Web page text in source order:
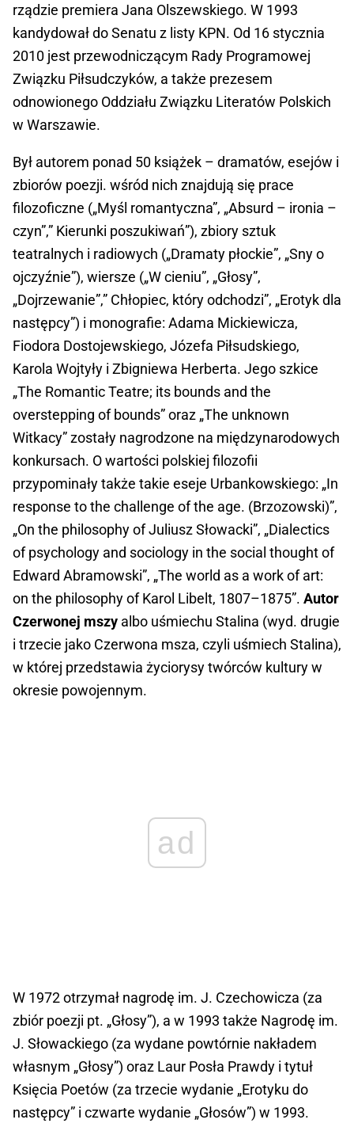
rządzie premiera Jana Olszewskiego. W 1993
kandydował do Senatu z listy KPN. Od 16 stycznia
2010 jest przewodniczącym Rady Programowej
Związku Piłsudczyków, a także prezesem
odnowionego Oddziału Związku Literatów Polskich
w Warszawie.
Był autorem ponad 50 książek – dramatów, esejów i
zbiorów poezji. wśród nich znajdują się prace
filozoficzne („Myśl romantyczna”, „Absurd – ironia –
czyn”,” Kierunki poszukiwań”), zbiory sztuk
teatralnych i radiowych („Dramaty płockie”, „Sny o
ojczyźnie”), wiersze („W cieniu”, „Głosy”,
„Dojrzewanie”,” Chłopiec, który odchodzi”, „Erotyk dla
następcy”) i monografie: Adama Mickiewicza,
Fiodora Dostojewskiego, Józefa Piłsudskiego,
Karola Wojtyły i Zbigniewa Herberta. Jego szkice
„The Romantic Teatre; its bounds and the
overstepping of bounds” oraz „The unknown
Witkacy” zostały nagrodzone na międzynarodowych
konkursach. O wartości polskiej filozofii
przypominały także takie eseje Urbankowskiego: „In
response to the challenge of the age. (Brzozowski)”,
„On the philosophy of Juliusz Słowacki”, „Dialectics
of psychology and sociology in the social thought of
Edward Abramowski”, „The world as a work of art:
on the philosophy of Karol Libelt, 1807–1875”. Autor
Czerwonej mszy albo uśmiechu Stalina (wyd. drugie
i trzecie jako Czerwona msza, czyli uśmiech Stalina),
w której przedstawia życiorysy twórców kultury w
okresie powojennym.
ad
W 1972 otrzymał nagrodę im. J. Czechowicza (za
zbiór poezji pt. „Głosy”), a w 1993 także Nagrodę im.
J. Słowackiego (za wydane powtórnie nakładem
własnym „Głosy”) oraz Laur Posła Prawdy i tytuł
Księcia Poetów (za trzecie wydanie „Erotyku do
następcy” i czwarte wydanie „Głosów”) w 1993.